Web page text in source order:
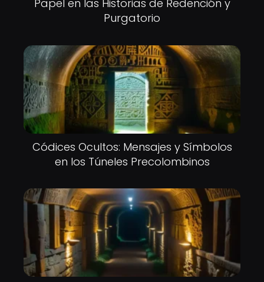
Papel en las Historias de Redención y
Purgatorio
Códices Ocultos: Mensajes y Símbolos
en los Túneles Precolombinos